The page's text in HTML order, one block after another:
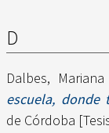
D
Dalbes, Mariana
escuela, donde
de Córdoba